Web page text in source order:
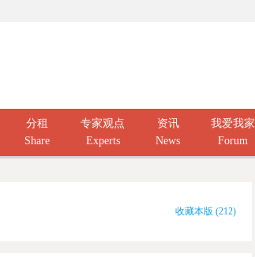
分租
Share
专家观点
Experts
资讯
News
我爱我家
Forum
收藏本版 (212)